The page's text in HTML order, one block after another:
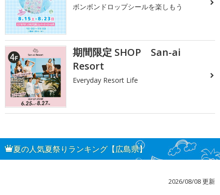
ボンボンドロップシールを楽しもう
期間限定 SHOP San-ai
Resort
Everyday Resort Life
夏の人気夏祭りランキング【広島県】
2026/08/08 更新